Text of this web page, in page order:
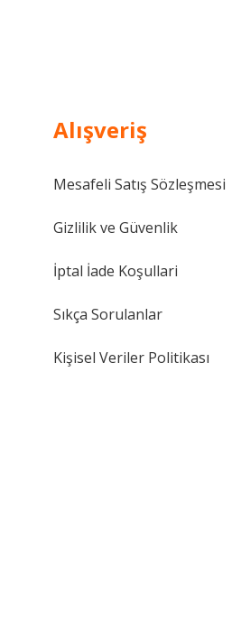
Alışveriş
Mesafeli Satış Sözleşmesi
Gizlilik ve Güvenlik
İptal İade Koşullari
Sıkça Sorulanlar
Kişisel Veriler Politikası